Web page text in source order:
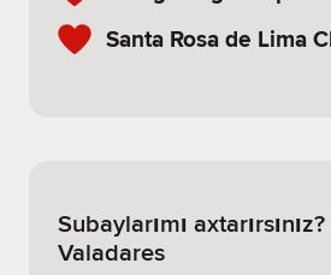
Santa Rosa de Lima
Subaylarımı
Valadares